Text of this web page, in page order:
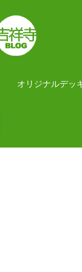
オリジナルデッ